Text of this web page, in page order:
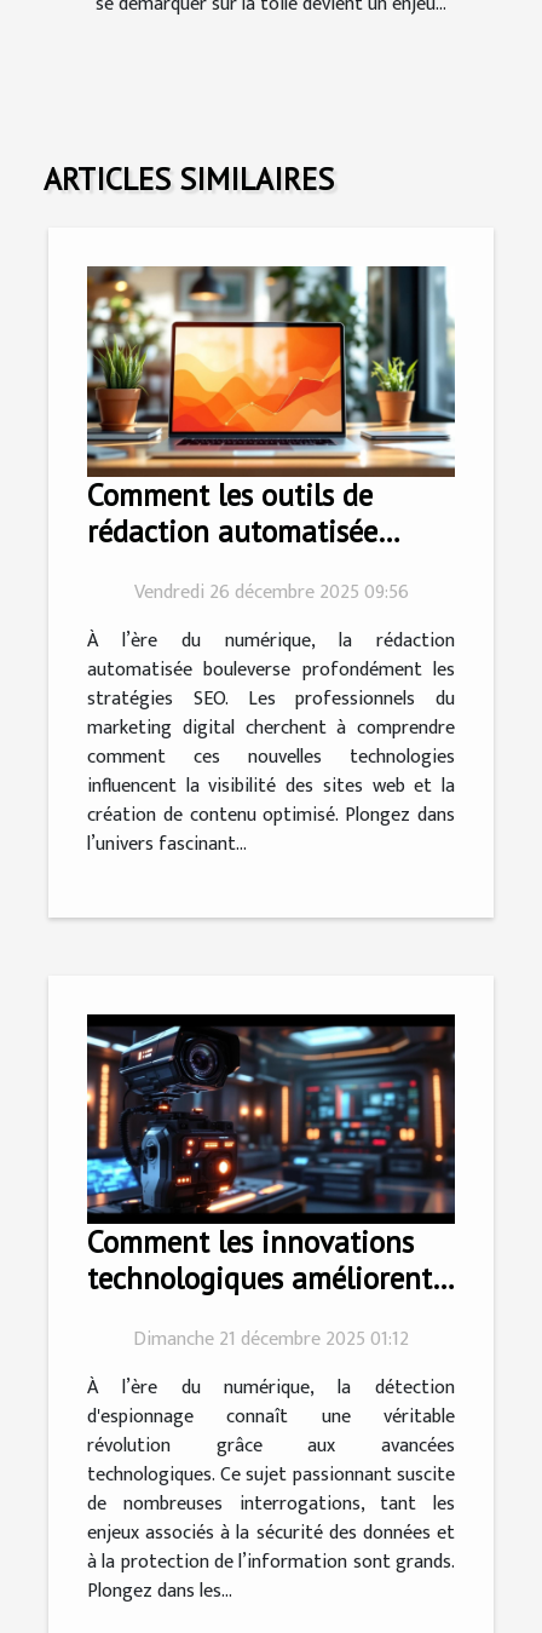
ARTICLES SIMILAIRES
Comment les outils de
rédaction automatisée
Vendredi 26 décembre 2025 09:56
À l’ère du numérique, la rédaction
automatisée bouleverse profondément les
stratégies SEO. Les professionnels du
marketing digital cherchent à comprendre
comment ces nouvelles technologies
influencent la visibilité des sites web et la
création de contenu optimisé. Plongez dans
l’univers fascinant...
Comment les innovations
technologiques améliorent-
d'espionnage ?
Dimanche 21 décembre 2025 01:12
À l’ère du numérique, la détection
d'espionnage connaît une véritable
révolution grâce aux avancées
technologiques. Ce sujet passionnant suscite
de nombreuses interrogations, tant les
enjeux associés à la sécurité des données et
à la protection de l’information sont grands.
Plongez dans les...